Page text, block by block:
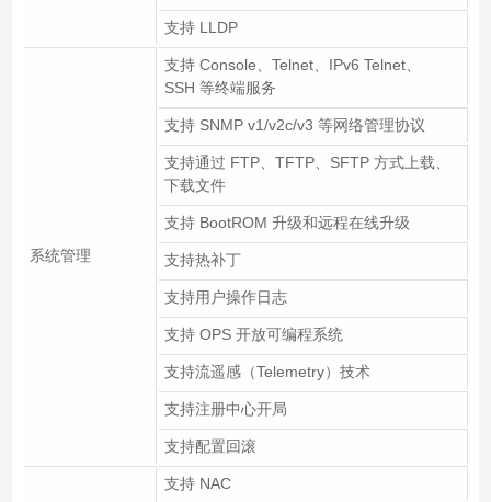
支持 LLDP
系统管理
支持 Console、Telnet、IPv6 Telnet、
SSH 等终端服务
支持 SNMP v1/v2c/v3 等网络管理协议
支持通过 FTP、TFTP、SFTP 方式上载、
下载文件
支持 BootROM 升级和远程在线升级
支持热补丁
支持用户操作日志
支持 OPS 开放可编程系统
支持流遥感（Telemetry）技术
支持注册中心开局
支持配置回滚
支持 NAC